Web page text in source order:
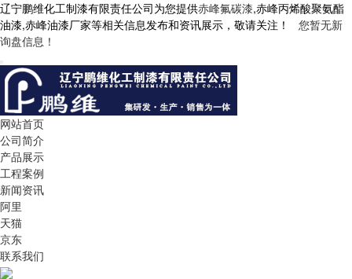
辽宁鹏维化工制漆有限责任公司为您提供赤峰氟碳漆,赤峰丙烯酸聚氨酯
油漆,赤峰油漆厂家等相关信息发布和资讯展示，敬请关注！ 您暂无新
询盘信息！
网站首页
公司简介
产品展示
工程案例
新闻资讯
阿里
天猫
京东
联系我们